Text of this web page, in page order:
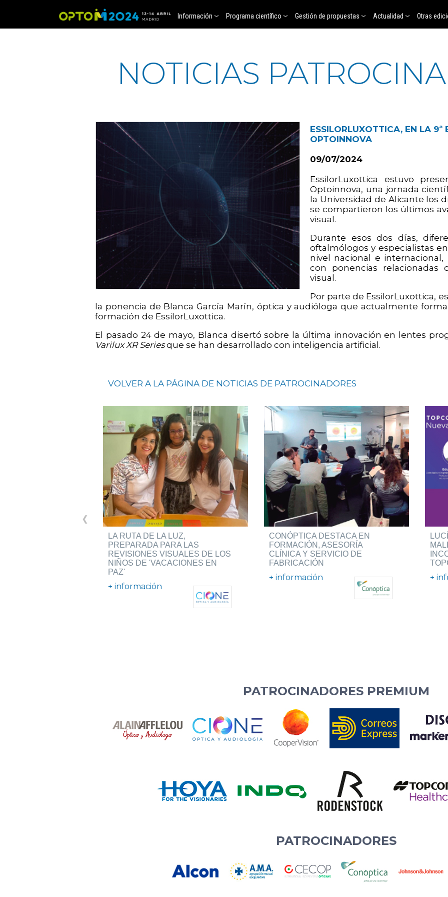
Información Programa científico Gestión de propuestas Actualidad Otras
NOTICIAS
ESSILORLUXOTTICA, EN LA 9ª
OPTOINNOVA
09/07/2024
EssilorLuxottica estuvo
Optoinnova, una jornada
la Universidad de Alicante los
se compartieron los últimos
visual.
Durante esos dos días,
oftalmólogos y especialistas
nivel nacional e
con ponencias relacionadas
visual.
Por parte de EssilorLuxottica,
la ponencia de Blanca García Marín, óptica y audióloga que actualmente
formación de EssilorLuxottica.
El pasado 24 de mayo, Blanca disertó sobre la última innovación en lentes
Varilux XR Seriesque se han desarrollado con inteligencia artificial.
VOLVER A LA PÁGINA DE NOTICIAS DE PATROCINADORES
LA RUTA DE LA LUZ,
PREPARADA PARA LAS
REVISIONES VISUALES DE LOS
NIÑOS DE 'VACACIONES EN
PAZ'
+ información
CONÓPTICA DESTACA EN
FORMACIÓN, ASESORÍA
CLÍNICA Y SERVICIO DE
FABRICACIÓN
+ información +
PATROCINADORES PREMIUM
PATROCINADORES